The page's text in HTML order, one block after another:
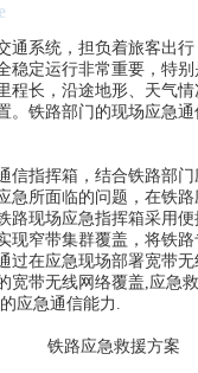
通系统，担负着旅客出
稳定运行非常重要，特
程长，沿途地形、天气
。铁路部门的现场应急
信指挥箱，结合铁路部
急所面临的问题，在铁
路现场应急指挥箱采用
现窄带集群覆盖，将铁
过在应急现场部署宽带
宽带无线网络覆盖,应急
应急通信能力.